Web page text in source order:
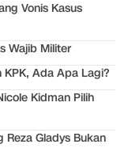
Vonis Kasus
Wajib Militer
Ada Apa Lagi?
Kidman Pilih
Reza Gladys Bukan